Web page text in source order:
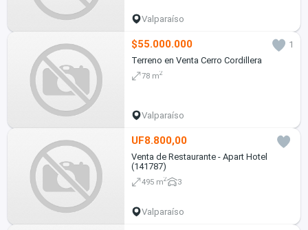
Valparaíso
$55.000.000
1
Terreno en Venta Cerro Cordillera
78 m2
Valparaíso
UF8.800,00
Venta de Restaurante - Apart Hotel
(141787)
495 m2 3
Valparaíso